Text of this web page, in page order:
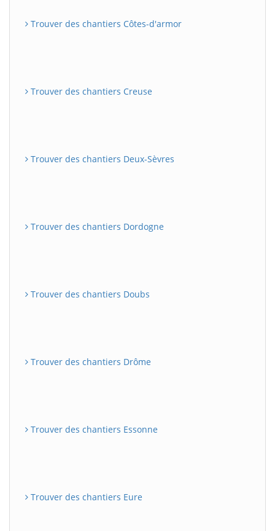
Trouver des chantiers Côtes-d'armor
Trouver des chantiers Creuse
Trouver des chantiers Deux-Sèvres
Trouver des chantiers Dordogne
Trouver des chantiers Doubs
Trouver des chantiers Drôme
Trouver des chantiers Essonne
Trouver des chantiers Eure